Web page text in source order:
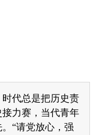
代总是把历史责
力赛，当代青年
“请党放心，强